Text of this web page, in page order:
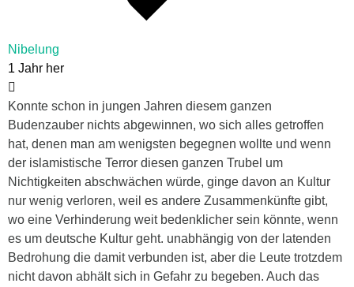
Nibelung
1 Jahr her
Konnte schon in jungen Jahren diesem ganzen
Budenzauber nichts abgewinnen, wo sich alles getroffen
hat, denen man am wenigsten begegnen wollte und wenn
der islamistische Terror diesen ganzen Trubel um
Nichtigkeiten abschwächen würde, ginge davon an Kultur
nur wenig verloren, weil es andere Zusammenkünfte gibt,
wo eine Verhinderung weit bedenklicher sein könnte, wenn
es um deutsche Kultur geht. unabhängig von der latenden
Bedrohung die damit verbunden ist, aber die Leute trotzdem
nicht davon abhält sich in Gefahr zu begeben. Auch das